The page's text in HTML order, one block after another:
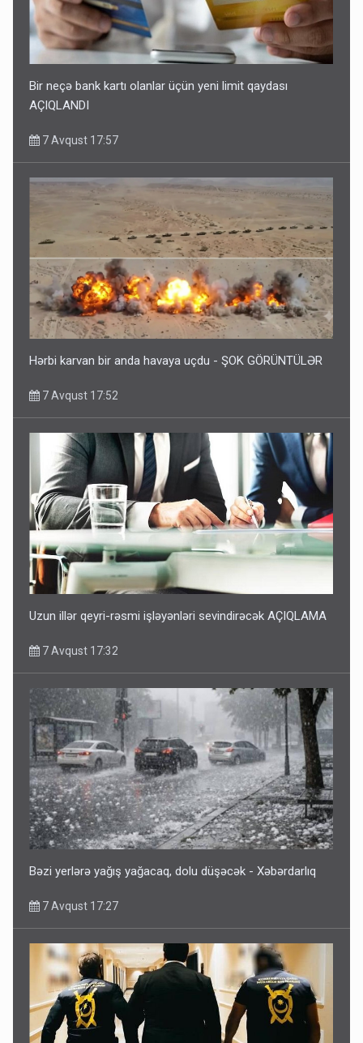
Bir neçə bank kartı olanlar üçün yeni limit qaydası
AÇIQLANDI
7 Avqust 17:57
Hərbi karvan bir anda havaya uçdu - ŞOK GÖRÜNTÜLƏR
7 Avqust 17:52
Uzun illər qeyri-rəsmi işləyənləri sevindirəcək AÇIQLAMA
7 Avqust 17:32
Bəzi yerlərə yağış yağacaq, dolu düşəcək - Xəbərdarlıq
7 Avqust 17:27